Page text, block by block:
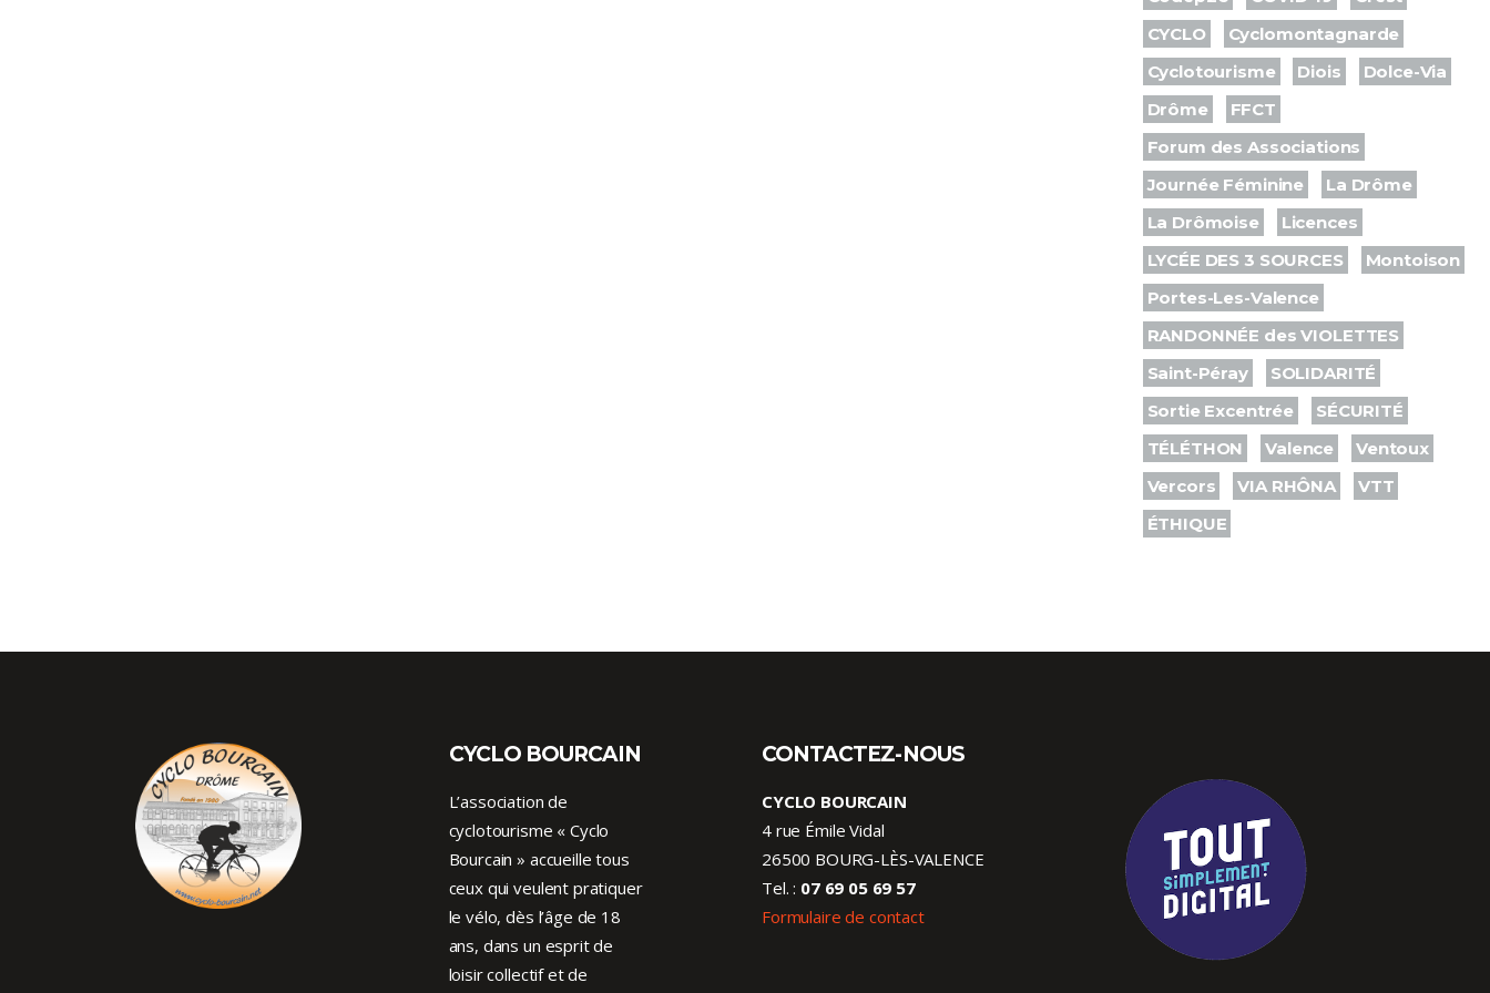
CYCLO
Cyclomontagnarde
Cyclotourisme
Diois
Dolce-Via
Drôme
FFCT
Forum des Associations
Journée Féminine
La Drôme
La Drômoise
Licences
LYCÉE DES 3 SOURCES
Montoison
Portes-Les-Valence
RANDONNÉE des VIOLETTES
Saint-Péray
SOLIDARITÉ
Sortie Excentrée
SÉCURITÉ
TÉLÉTHON
Valence
Ventoux
Vercors
VIA RHÔNA
VTT
ÉTHIQUE
CYCLO BOURCAIN
L’association de
cyclotourisme « Cyclo
Bourcain » accueille tous
ceux qui veulent pratiquer
le vélo, dès l’âge de 18
ans, dans un esprit de
loisir collectif et de
CONTACTEZ-NOUS
CYCLO BOURCAIN
4 rue Émile Vidal
26500 BOURG-LÈS-VALENCE
Tel. : 07 69 05 69 57
Formulaire de contact